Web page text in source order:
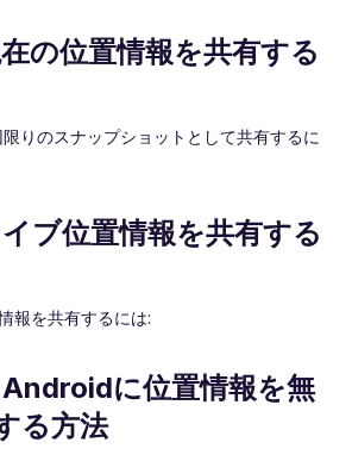
の位置情報を共有する
りのスナップショットとして共有するに
ブ位置情報を共有する
報を共有するには:
に位置情報を無
る方法